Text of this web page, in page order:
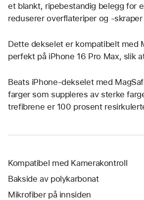
et blankt, ripebestandig belegg for
reduserer overflateriper og -
Dette dekselet er kompatibelt med
perfekt på iPhone 16 Pro Max, slik
Beats iPhone-dekselet med
farger som suppleres av sterke
trefibrene er 100 prosent
Kompatibel med Kamerakontroll
Bakside av polykarbonat
Mikrofiber på innsiden